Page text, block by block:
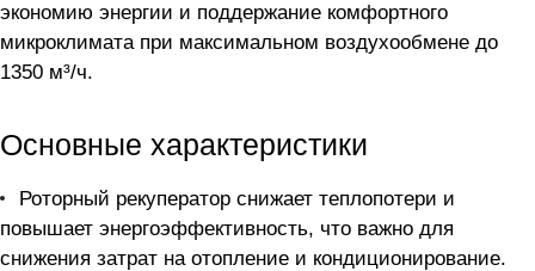
экономию энергии и поддержание комфортного
микроклимата при максимальном воздухoобмене до
1350 м³/ч.
Основные характеристики
Роторный рекуператор снижает теплопотери и
повышает энергоэффективность, что важно для
снижения затрат на отопление и кондиционирование.